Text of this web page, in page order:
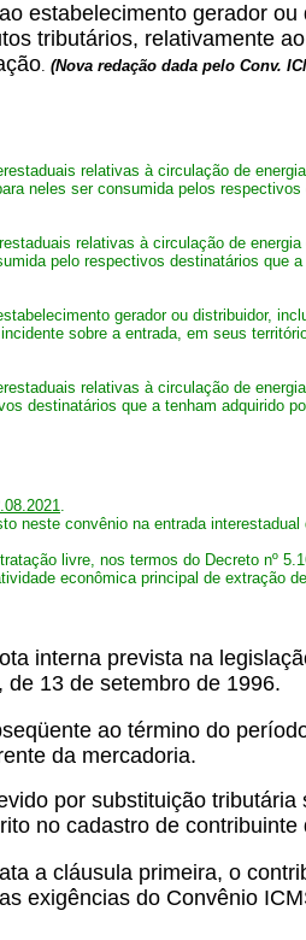
estabelecimento gerador
tributários, relativamente
. (Nova redação dada pelo Conv.
relativas à circulação de
neles ser consumida pelos
relativas à circulação de
pelo respectivos destinatários que
gerador ou distribuidor,
sobre a entrada, em seus
relativas à circulação de
destinatários que a tenham adquirido
.
neste convênio na entrada interestadual
livre, nos termos do Decreto nº
econômica principal de extração
interna prevista na
13 de setembro de 1996.
ao término do
da mercadoria.
por substituição
no cadastro de contribuinte
a cláusula primeira, o
exigências do Convênio